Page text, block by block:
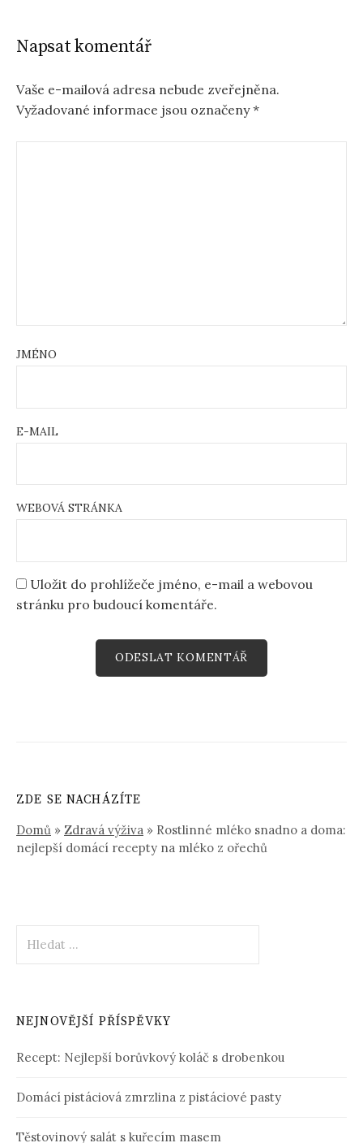
Napsat komentář
Vaše e-mailová adresa nebude zveřejněna.
Vyžadované informace jsou označeny*
JMÉNO
E-MAIL
WEBOVÁ STRÁNKA
Uložit do prohlížeče jméno, e-mail a webovou
stránku pro budoucí komentáře.
ZDE SE NACHÁZÍTE
Domů » Zdravá výživa » Rostlinné mléko snadno a doma:
nejlepší domácí recepty na mléko z ořechů
NEJNOVĚJŠÍ PŘÍSPĚVKY
Recept: Nejlepší borůvkový koláč s drobenkou
Domácí pistáciová zmrzlina z pistáciové pasty
Těstovinový salát s kuřecím masem